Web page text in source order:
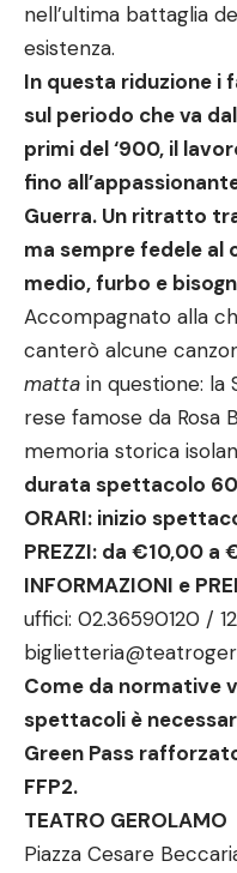
nell’ultima battaglia
esistenza.
In questa riduzione i
sul periodo che va
primi del ‘900, il
fino
Guerra. Un ritratto
ma sempre fedele al
medio, furbo e
Accompagnato alla
canterò alcune
matta in questione: la
rese famose da Rosa
memoria storica
durata spettacolo
ORARI: inizio
PREZZI: da €10,00 a
INFORMAZIONI e
uffici: 02.36590120 /
Come da normative
spettacoli è
Green Pass
FFP2.
TEATRO GEROLAMO
Piazza Cesare